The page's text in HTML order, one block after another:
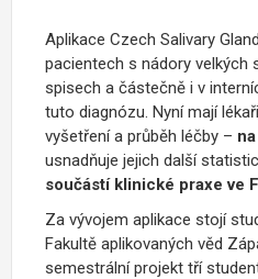
Aplikace Czech Salivary
pacientech s nádory velkých
spisech a částečně i v
tuto diagnózu. Nyní mají
vyšetření a průběh léčby –
usnadňuje jejich další
součástí klinické praxe ve
Za vývojem aplikace stojí
Fakultě aplikovaných věd
semestrální projekt tří